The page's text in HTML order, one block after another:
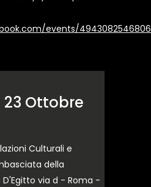
events/
Ottobre
Culturali e
della
D'Egitto via d - Roma -